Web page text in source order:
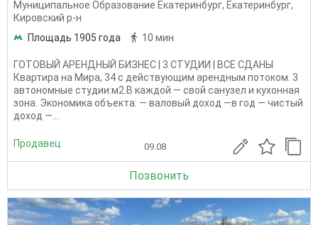
Муниципальное Образование Екатеринбург, Екатеринбург,
Кировский р-н
Площадь 1905 года
10 мин
ГОТОВЫЙ АРЕНДНЫЙ БИЗНЕС | 3 СТУДИИ | ВСЕ СДАНЫ
Квартира на Мира, 34 с действующим арендным потоком. 3
автономные студии:м2.В каждой — свой санузел и кухонная
зона. Экономика объекта: — валовый доход —в год — чистый
доход —...
Продавец 09.08
Позвонить